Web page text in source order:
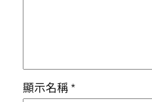
顯示名稱*